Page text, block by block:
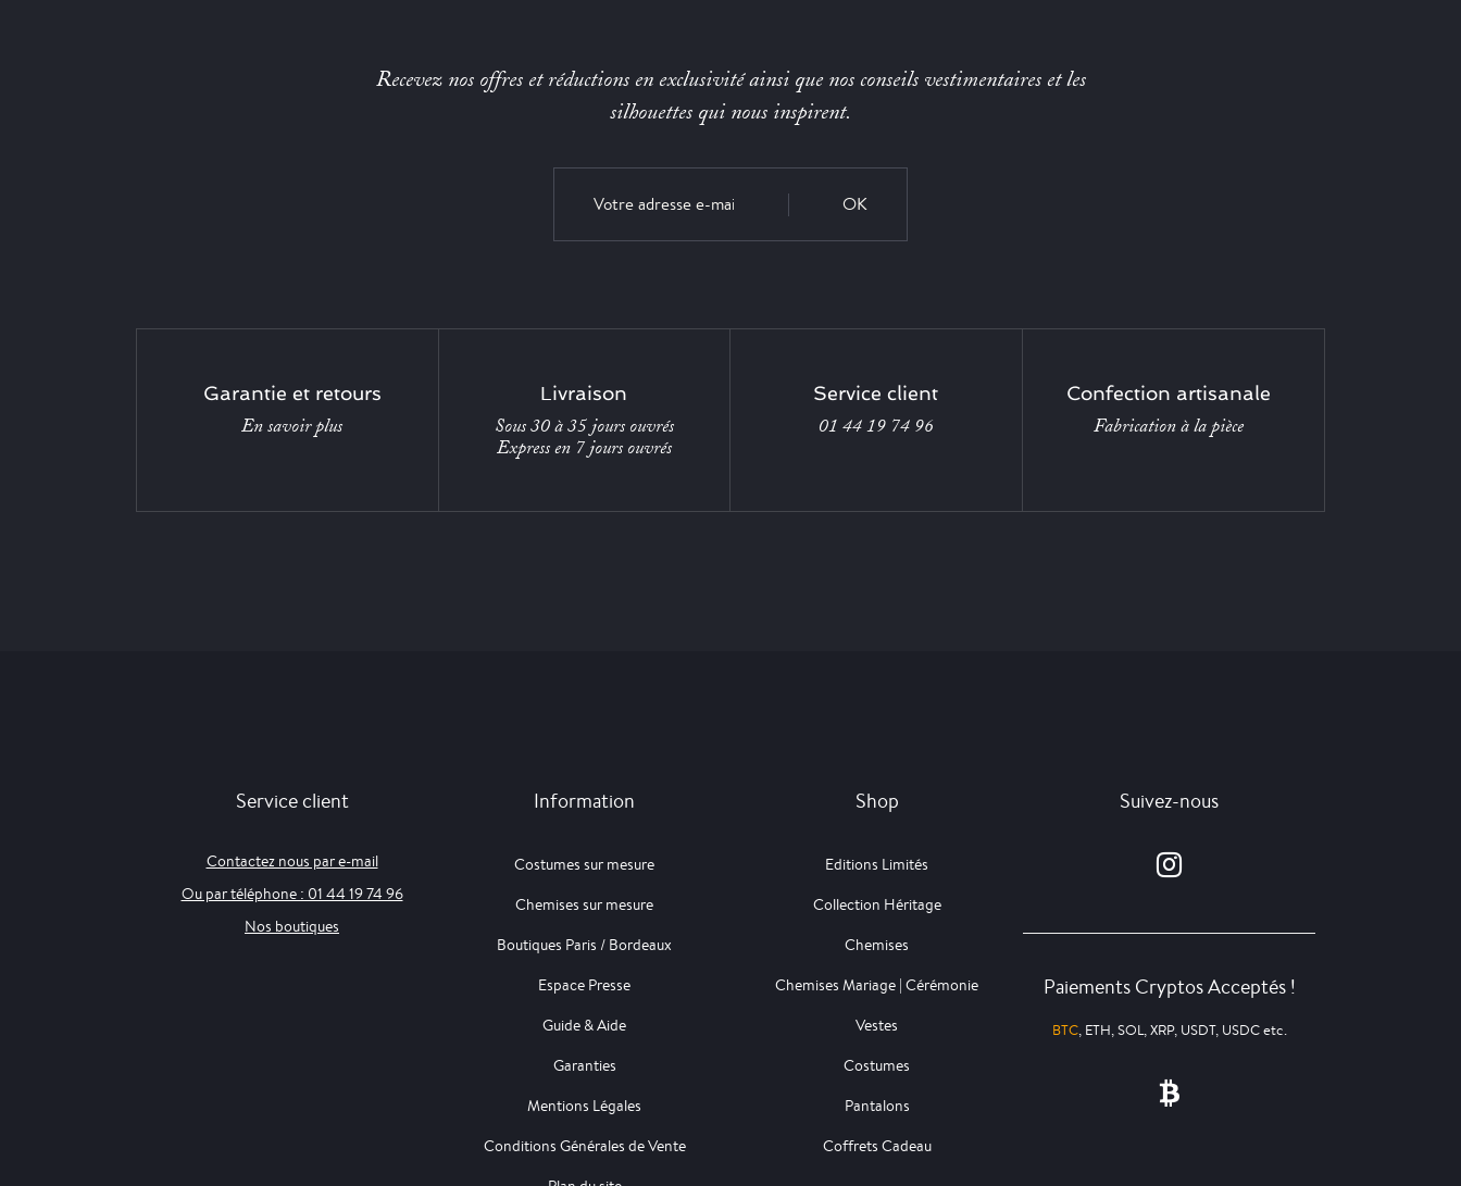
Recevez nos offres et réductions en exclusivité ainsi que nos conseils vestimentaires et les
silhouettes qui nous inspirent.
OK
Garantie et retours
En savoir plus
Livraison
Sous 30 à 35 jours ouvrés
Express en 7 jours ouvrés
Service client
01 44 19 74 96
Confection artisanale
Fabrication à la pièce
Service client
Contactez nous par e-mail
Ou par téléphone : 01 44 19 74 96
Nos boutiques
Information
Costumes sur mesure
Chemises sur mesure
Boutiques Paris / Bordeaux
Espace Presse
Guide & Aide
Garanties
Mentions Légales
Conditions Générales de Vente
Shop
Editions Limités
Collection Héritage
Chemises
Chemises Mariage | Cérémonie
Vestes
Costumes
Pantalons
Coffrets Cadeau
Suivez-nous
Paiements Cryptos Acceptés !
BTC, ETH, SOL, XRP, USDT, USDC etc.